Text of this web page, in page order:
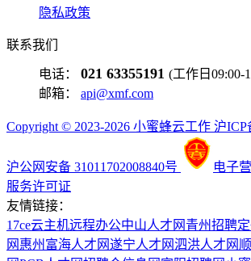
隐私政策
联系我们
电话： 021 63355191 (工作日09:00-
邮箱： api@xmf.com
Copyright © 2023-2026 小蜜蜂云工作 沪ICP
沪公网安备 31011702008840号 电子
服务许可证
友情链接：
17ce云主机远程办公中山人才网 青州招聘
网 惠州富海人才网遂宁人才网泗洪人才网